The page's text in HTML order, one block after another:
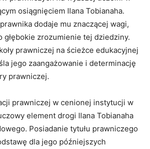
osiągnięciem Ilana Tobianaha.
dodaje mu znaczącej wagi,
głębokie zrozumienie tej dziedziny.
prawniczej na ścieżce edukacyjnej
jego zaangażowanie i determinację
prawniczej.
prawniczej w cenionej instytucji w
element drogi Ilana Tobianaha
Posiadanie tytułu prawniczego
dla jego późniejszych